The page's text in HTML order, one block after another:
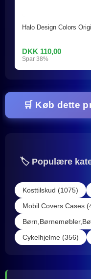
Halo Design Colors
DKK 110,00
Spar 38%
🛒 Køb dette
🏷️ Populære
Kosttilskud (1075)
Mobil Covers Cases
Cykelhjelme (356)